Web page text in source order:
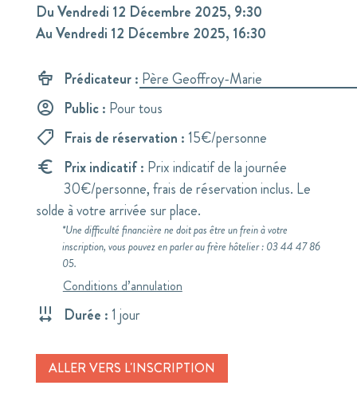
DuVendredi 12 Décembre 2025, 9:30
AuVendredi 12 Décembre 2025, 16:30
Prédicateur : Père Geoffroy-Marie
Public : Pour tous
Frais de réservation : 15€/personne
Prix indicatif : Prix indicatif de la journée
30€/personne, frais de réservation inclus. Le
solde à votre arrivée sur place.
Conditions d’annulation
Durée : 1 jour
ALLER VERS L'INSCRIPTION